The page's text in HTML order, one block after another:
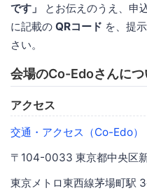
です」
とお伝えのうえ、申
に記載の QRコード を、提
さい。
会場のCo-Edoさんにつ
アクセス
交通・アクセス（Co-Edo）
〒104-0033 東京都中央区
東京メトロ東西線茅場町駅